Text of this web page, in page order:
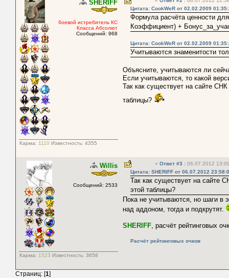
SHERIFF
боевой истребитель КС
Класса Абсолют
Сообщений: 968
Карма: 1110 Известность: 4355
Цитата: CookWeR от 02.02.2009
Формула расчёта ценности
Коэффициент) +
Цитата: CookWeR от 02.02.2009
Учитываются знаменитости
Объясните, учитываются ли
Если учитываются, то какой
Так как существует на сайте
таблицы?
Willis
Сообщений: 2533
Карма: 1523 Известность: 3658
« Ответ #3 : 06.07.2012
Цитата: SHERIFF от 06.07.2012
Так как существует на сайте
этой таблицы?
Пока не учитываются, но шаги в
над аддоном, тогда и подкрутят.
SHERIFF, расчёт рейтинговых
Расчёт рейтинговых очков
Страниц: [1]